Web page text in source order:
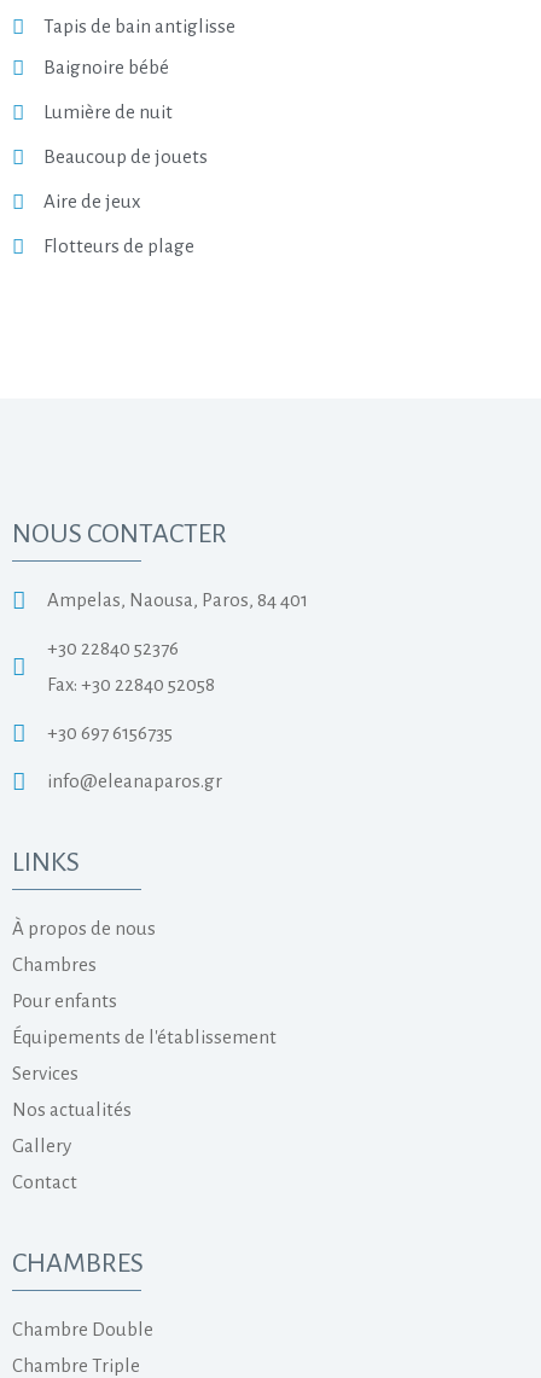
Tapis de bain antiglisse
Baignoire bébé
Lumière de nuit
Beaucoup de jouets
Aire de jeux
Flotteurs de plage
NOUS CONTACTER
Ampelas, Naousa, Paros, 84 401
+30 22840 52376
Fax: +30 22840 52058
+30 697 6156735
info@eleanaparos.gr
LINKS
À propos de nous
Chambres
Pour enfants
Équipements de l'établissement
Services
Nos actualités
Gallery
Contact
CHAMBRES
Chambre Double
Chambre Triple